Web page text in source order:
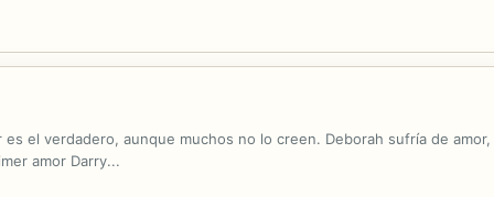
el verdadero, aunque muchos no lo creen. Deborah sufría de
amor Darry...